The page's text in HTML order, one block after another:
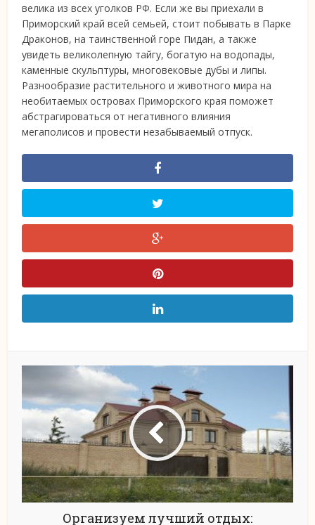
велика из всех уголков РФ. Если же вы приехали в
Приморский край всей семьей, стоит побывать в Парке
Драконов, на таинственной горе Пидан, а также
увидеть великолепную тайгу, богатую на водопады,
каменные скульптуры, многовековые дубы и липы.
Разнообразие растительного и животного мира на
необитаемых островах Приморского края поможет
абстрагироваться от негативного влияния
мегаполисов и провести незабываемый отпуск.
Организуем лучший отдых: